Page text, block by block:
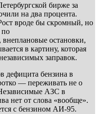
бирже за
на два процента.
вроде бы скромный, но
по
остановки,
в картину, которая
заправок.
дефицита бензина в
— переживать не о
АЗС в
нет от слова «вообще».
с бензином АИ-95.